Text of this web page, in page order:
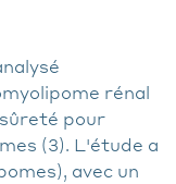
rénal
pour
(3). L'étude a
avec un